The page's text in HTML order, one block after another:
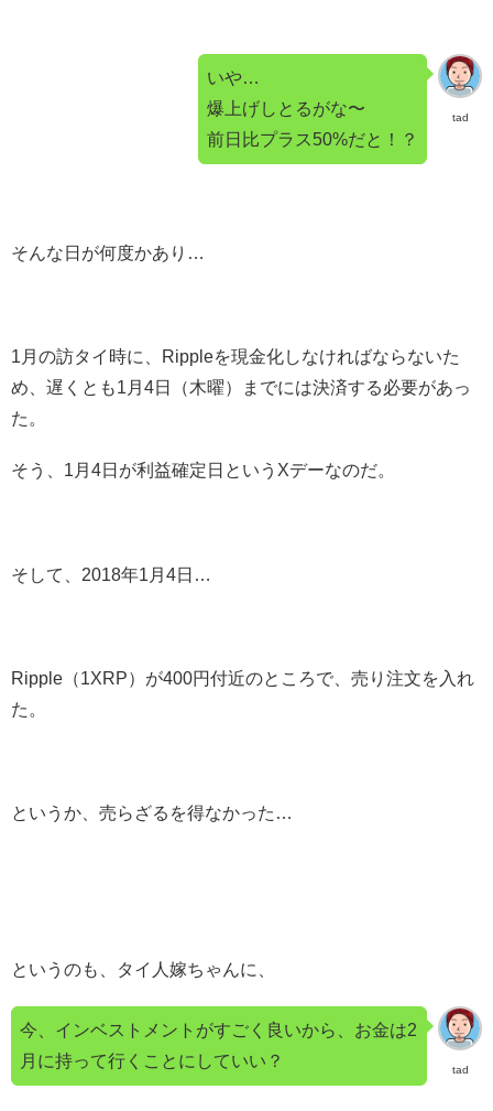
tad
いや…
爆上げしとるがな〜
前日比プラス50%だと！？
そんな日が何度かあり…
1月の訪タイ時に、Rippleを現金化しなければならないた
め、遅くとも1月4日（木曜）までには決済する必要があっ
た。
そう、1月4日が利益確定日というXデーなのだ。
そして、2018年1月4日…
Ripple（1XRP）が400円付近のところで、売り注文を入れ
た。
というか、売らざるを得なかった…
というのも、タイ人嫁ちゃんに、
tad
今、インベストメントがすごく良いから、お金は2
月に持って行くことにしていい？